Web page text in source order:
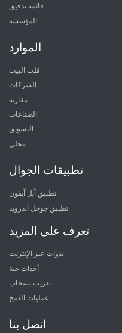
قائمة تدقيق
المؤسسة
الموارد
قلب البيت
الشركات
مقارنة
الصناعات
التسويق
محلي
تطبيقات الجوال
تطبيق آبل آيفون
تطبيق جوجل أندرويد
تعرف على المزيد
ندوات عبر الإنترنت
أحداث حية
تدريب بسحاب
عمليات الدمج
اتصل بنا